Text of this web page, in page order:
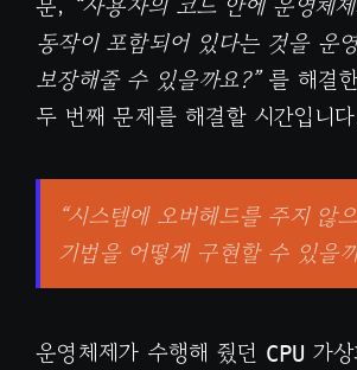
동작이 포함되어 있다는 것을 운
보장해줄 수 있을까요?”를 해결
두 번째 문제를 해결할 시간입니
“시스템에 오버헤드를 주지 않
기법을 어떻게 구현할 수 있을
운영체제가 수행해 줬던 CPU 가